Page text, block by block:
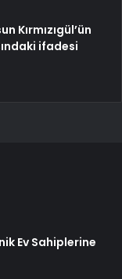
Kırmızıgül’ün
ifadesi
Ev Sahiplerine